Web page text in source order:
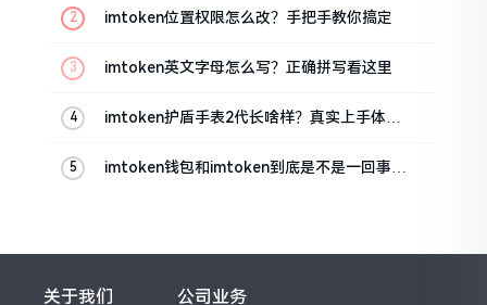
imtoken位置权限怎么改？手把手教你搞定
imtoken英文字母怎么写？正确拼写看这里
imtoken护盾手表2代长啥样？真实上手体验
imtoken钱包和imtoken到底是不是一回事？
关于我们 公司业务